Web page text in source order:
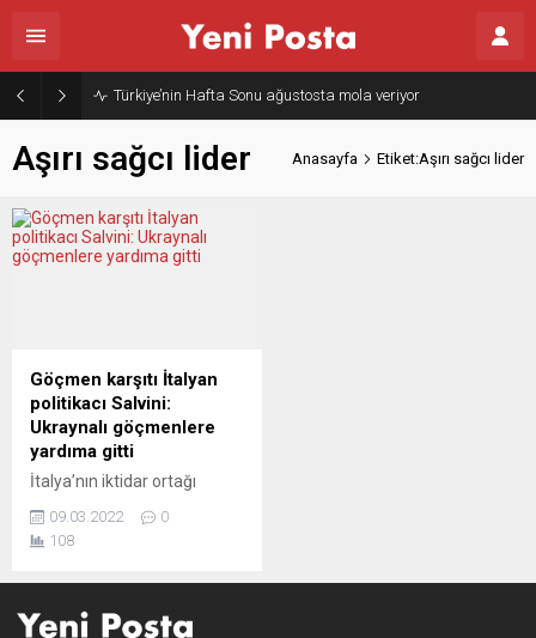
Türkiye’nin Hafta Sonu ağustosta mola veriyor
Aşırı sağcı lider Anasayfa Etiket:Aşırı sağcı lider
Göçmen karşıtı İtalyan
politikacı Salvini:
Ukraynalı göçmenlere
yardıma gitti
İtalya’nın iktidar ortağı
aşırı sağcı Lig Partisi’nin
lideri Matteo Salvini,
savaştan kaçanlara yardım
09.03.2022
0
108